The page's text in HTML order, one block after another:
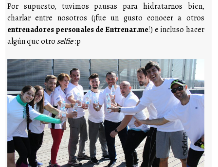
Por supuesto, tuvimos pausas para hidratarnos bien,
charlar entre nosotros (¡fue un gusto conocer a otros
entrenadores personales de Entrenar.me!) e incluso hacer
algún que otro selfie:p